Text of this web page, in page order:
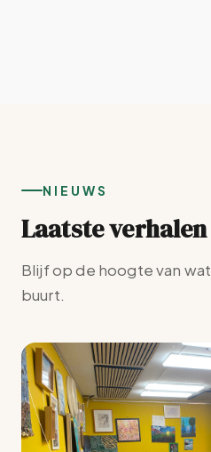
NIEUWS
Laatste verhalen
Blijf op de hoogte van
buurt.